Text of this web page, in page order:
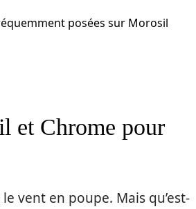
posées sur Morosil
et Chrome pour
vent en poupe. Mais qu’est-